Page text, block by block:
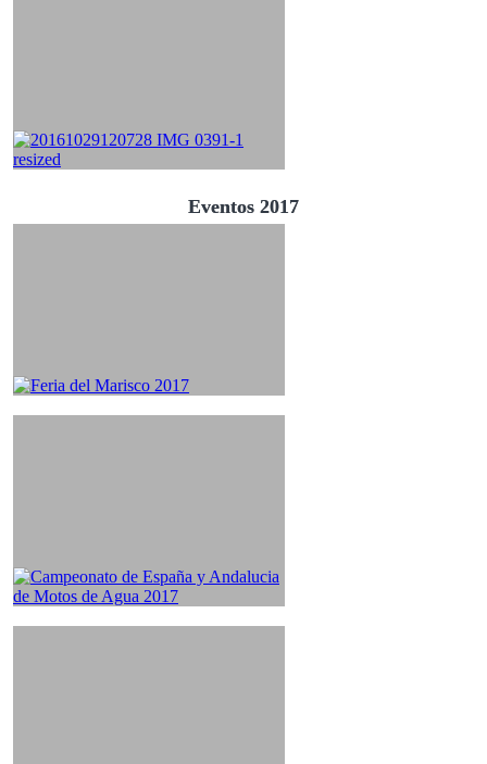
Eventos 2017